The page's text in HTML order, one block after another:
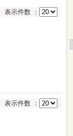
表示件数 ：
表示件数 ：